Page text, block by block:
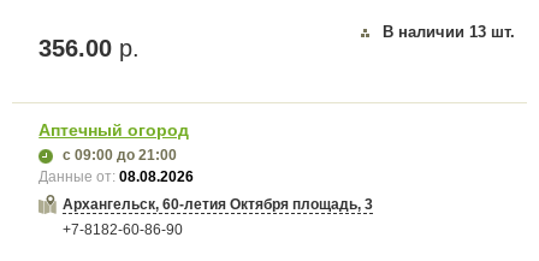
356.00 р.
В наличии 13 шт.
Аптечный огород
с 09:00 до 21:00
Данные от:08.08.2026
Архангельск, 60-летия Октября площадь, 3
+7-8182-60-86-90